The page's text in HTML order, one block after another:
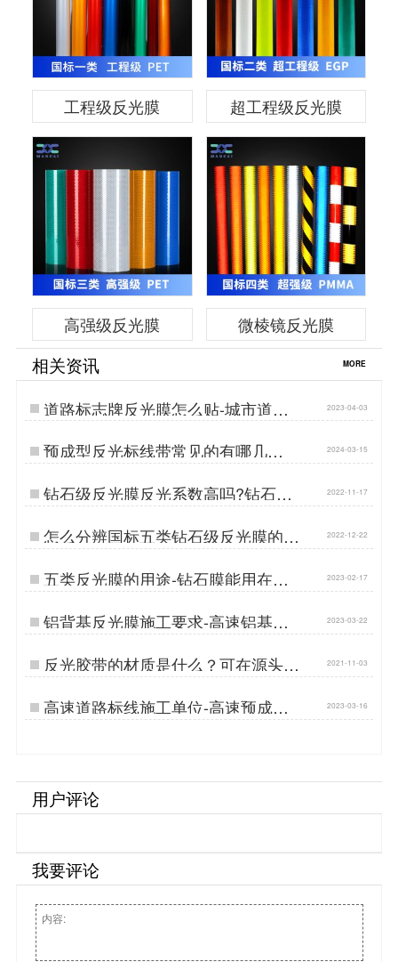
工程级反光膜 超工程级反光膜
高强级反光膜 微棱镜反光膜
相关资讯 MORE
道路标志牌反光膜怎么贴-城市道路
标志牌反光膜等级…
2023-04-03
预成型反光标线带常见的有哪几
种?…
2024-03-15
钻石级反光膜反光系数高吗?钻石级
反光膜反光系数是多少?…
2022-11-17
怎么分辨国标五类钻石级反光膜的真
假?苏州钻石反光膜厂家…
2022-12-22
五类反光膜的用途-钻石膜能用在哪
些场景…
2023-02-17
铝背基反光膜施工要求-高速铝基反
光膜…
2023-03-22
反光胶带的材质是什么？可在源头厂
家购买[苏州曼彩]…
2021-11-03
高速道路标线施工单位-高速预成型
标线…
2023-03-16
用户评论
我要评论